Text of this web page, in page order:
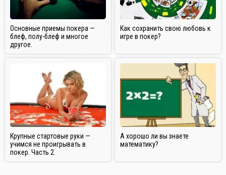
Основные приемы покера —
блеф, полу-блеф и многое
другое.
Как сохранить свою любовь к
игре в покер?
Крупные стартовые руки —
учимся не проигрывать в
покер. Часть 2.
А хорошо ли вы знаете
математику?